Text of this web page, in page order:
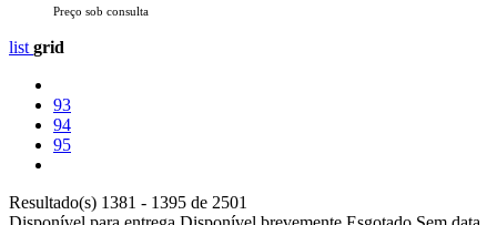
Preço sob consulta
list grid
93
94
95
Resultado(s) 1381 - 1395 de 2501